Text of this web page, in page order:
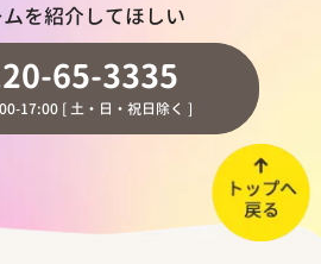
を紹介してほしい
65-3335
17:00 [ 土・日・祝日除く ]